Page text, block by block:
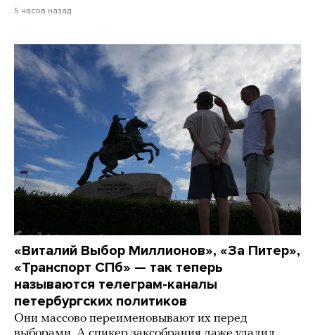
5 часов назад
«Виталий Выбор Миллионов», «За Питер»,
«Транспорт СПб» — так теперь
называются телеграм-каналы
петербургских политиков
Они массово переименовывают их перед